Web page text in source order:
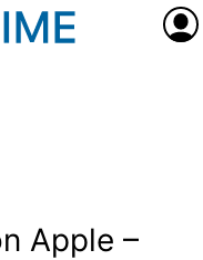
Apple –